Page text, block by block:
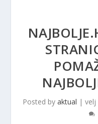
Posted by aktual | velj